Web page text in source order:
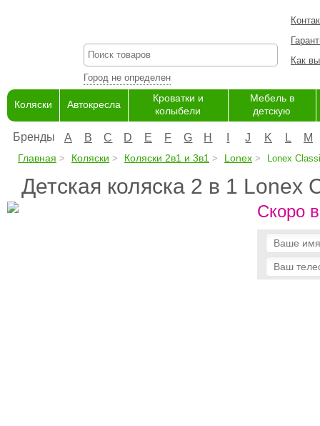
Город не определен
Как
Коляски Автокресла
Кроватки и
колыбели
Мебель в
детскую
Бренды A B C D E F G H J K L M
Главная Коляски Коляски 2в1 и 3в1 Lonex Lonex
Детская коляска 2 в 1 Lonex
Скоро